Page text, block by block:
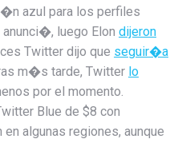
azul para los perfiles
luego Elon dijeron
Twitter dijo que seguir�a
m�s tarde, Twitter lo
por el momento.
Blue de $8 con
algunas regiones, aunque